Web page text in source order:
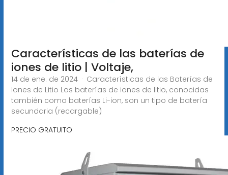
Características de las baterías de
iones de litio | Voltaje,
14 de ene. de 2024 · Características de las Baterías de
Iones de Litio Las baterías de iones de litio, conocidas
también como baterías Li-ion, son un tipo de batería
secundaria (recargable)
PRECIO GRATUITO